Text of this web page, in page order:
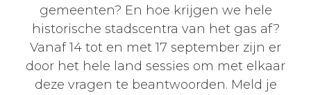
gemeenten? En hoe krijgen we hele
historische stadscentra van het gas af?
Vanaf 14 tot en met 17 september zijn er
door het hele land sessies om met elkaar
deze vragen te beantwoorden. Meld je